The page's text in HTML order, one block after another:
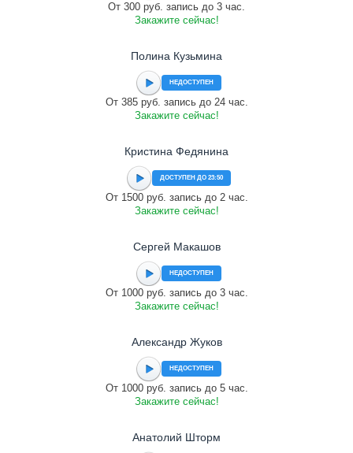
От 300 руб. запись до 3 час.
Закажите сейчас!
Полина Кузьмина
НЕДОСТУПЕН
От 385 руб. запись до 24 час.
Закажите сейчас!
Кристина Федянина
ДОСТУПЕН ДО 23:50
От 1500 руб. запись до 2 час.
Закажите сейчас!
Сергей Макашов
НЕДОСТУПЕН
От 1000 руб. запись до 3 час.
Закажите сейчас!
Александр Жуков
НЕДОСТУПЕН
От 1000 руб. запись до 5 час.
Закажите сейчас!
Анатолий Шторм